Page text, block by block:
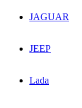
JAGUAR
JEEP
Lada